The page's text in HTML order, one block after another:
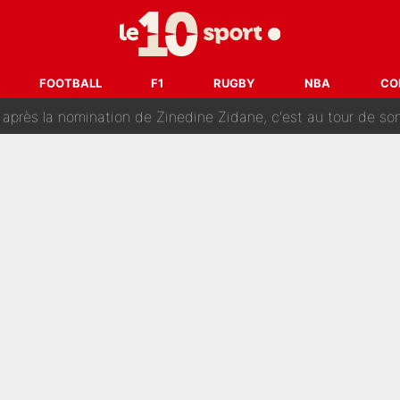
FOOTBALL F1 RUGBY NBA
Pablo Longoria : Quelques semaines après son départ, l'ancien
pour violences conjugales : Un arbitre français
la nomination de Zinedine Zidane, c'est au tour de son